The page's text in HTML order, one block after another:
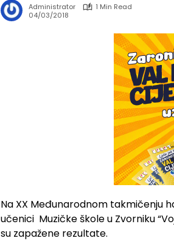
Administrator
1 Min Read
04/03/2018
Na XX Međunarodnom takmičenju
učenici Muzičke škole u Zvorniku
su zapažene rezultate.